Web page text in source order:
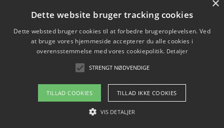
Hvordan affaldssortering kan bidrage til co2 reduktion
Om / kontakt
Blog Betingelser
Dette website bruger tracking cookies
Dette websted bruger cookies til at forbedre brugeroplevelsen. Ved
at bruge vores hjemmeside accepterer du alle cookies i
overensstemmelse med vores cookiepolitik. Detaljer
STRENGT NØDVENDIGE
TILLAD COOKIES TILLAD IKKE COOKIES
VIS DETALJER